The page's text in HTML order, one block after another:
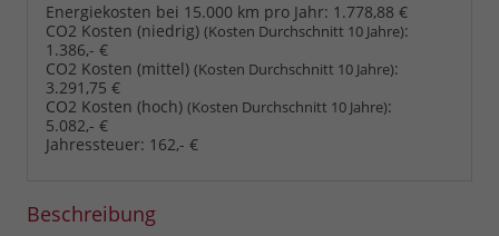
Energiekosten bei 15.000 km pro Jahr: 1.778,88 €
CO2 Kosten (niedrig) (Kosten Durchschnitt 10 Jahre):
1.386,- €
CO2 Kosten (mittel) (Kosten Durchschnitt 10 Jahre):
3.291,75 €
CO2 Kosten (hoch) (Kosten Durchschnitt 10 Jahre):
5.082,- €
Jahressteuer: 162,- €
Beschreibung